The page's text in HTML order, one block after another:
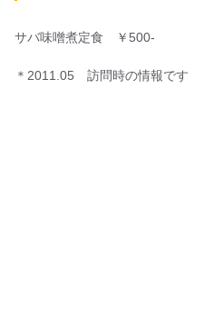
サバ味噌煮定食 ￥500-
＊2011.05 訪問時の情報です